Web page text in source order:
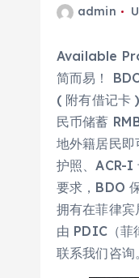
admin
Available
简而易！
( 附有借记卡
民币储蓄
地外籍居民
护照、ACR-I
要求，BDO
拥有在菲律
由 PDIC（菲
联系我们咨询